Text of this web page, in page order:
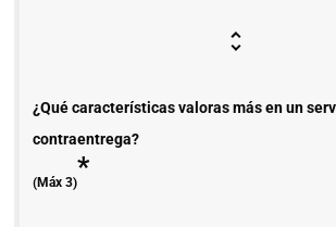
¿Qué características valoras más en un
contraentrega?
(Máx 3)*